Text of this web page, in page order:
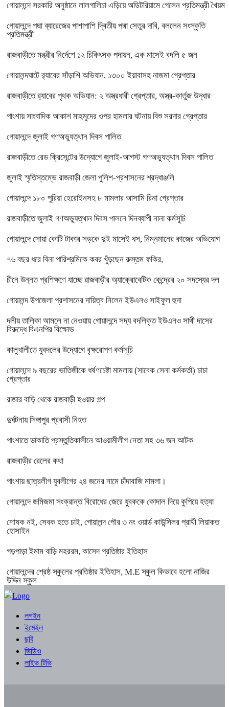
গোয়ালন্দে সরকারি অনুষ্ঠানে লালগালিচা এড়িয়ে অডিটরিয়ামে গেলেন প্রতিমন্ত্রী খৈয়ম
গোয়ালন্দে পদ্মা ব্যারেজের পাশাপাশি দ্বিতীয় পদ্মা সেতুর দাবি, বললেন সংস্কৃতি
প্রতিমন্ত্রী
রাজবাড়ীতে মন্ত্রীর নির্দেশে ১২ চিকিৎসক পদায়ন, এক মাসেই বদলি ৫ জন
গোয়ালন্দঘাটে র‌্যাবের সাঁড়াশি অভিযান, ১৩০০ ইয়াবাসহ নাজমা গ্রেপ্তার
রাজবাড়ীতে র‌্যাবের পৃথক অভিযান: ২ অস্ত্রধারী গ্রেপ্তার, অস্ত্র-কার্তুজ উদ্ধার
পাংশায় সাংবাদিক আকাশ মাহমুদের ওপর হামলার ঘটনায় বিশু সরদার গ্রেপ্তার
গোয়ালন্দে জুলাই গণঅভ্যুত্থান দিবস পালিত
রাজবাড়ীতে রেড ক্রিসেন্টের উদ্যোগে জুলাই-আগস্ট গণঅভ্যুত্থান দিবস পালিত
জুলাই স্মৃতিস্তম্ভে রাজবাড়ী জেলা পুলিশ-প্রশাসনের শ্রদ্ধাঞ্জলি
গোয়ালন্দে ১৮০ পুরিয়া হেরোইনসহ ৮ মামলার আসামি রিনা গ্রেপ্তার
রাজবাড়ীতে জুলাই গণঅভ্যুত্থান দিবস পালনে দিনব্যাপী নানা কর্মসূচি
গোয়ালন্দে সোয়া কোটি টাকার সড়কে দুই মাসেই ধস, নিম্নমানের কাজের অভিযোগ
৭৬ বছর ধরে বিনা পারিশ্রমিকে কবর খুঁড়ছেন রুস্তম ফকির,
চীনে উন্নত প্রশিক্ষণে যাচ্ছে রাজবাড়ীর অ্যাক্রোবেটিক কেন্দ্রের ২০ সদস্যের দল
গোয়ালন্দ উপজেলা প্রশাসনের দায়িত্ব নিলেন ইউএনও সাইফুল হুদা
দলীয় তালিকা আমলে না নেওয়ায় গোয়ালন্দে সদ্য বদলিকৃত ইউএনও সাথী দাসের
বিরুদ্ধে বিএনপির বিক্ষোভ
কালুখালীতে যুবদলের উদ্যোগে বৃক্ষরোপণ কর্মসূচি
গোয়ালন্দে ৯ বছরের ভাতিজীকে ধর্ষণচেষ্টা মামলায় (সাবেক সেনা কর্মকর্তা) চাচা
গ্রেপ্তার
রাজার বাড়ি থেকে রাজবাড়ী হওয়ার গল্প
দুর্ঘটনায় সিঙ্গাপুর প্রবাসী নিহত
পাংশাতে ডাকাতি প্রস্তুতিকালীনে আওয়ামীলীগ নেতা সহ ৩৬ জন আটক
রাজবাড়ীর রেলের কথা
পাংশায় ছাত্রলীগ যুবলীগের ২৪ জনের নামে চাঁদাবাজি মামলা।
গোয়ালন্দে জমিজমা সংক্রান্ত বিরোধের জেরে যুবককে কোদাল দিয়ে কুপিয়ে হত্যা
শোষক নই, সেবক হতে চাই, গোয়ালন্দ পৌর ৩ নং ওয়ার্ড কাউন্সিলর প্রার্থী লিয়াকত
হোসাইন
গড়পাড়া ইমাম বাড়ি মহররম, কাসেদ প্রতিষ্ঠার ইতিহাস
গোয়ালন্দের শ্রেষ্ঠ স্কুলের প্রতিষ্ঠার ইতিহাস, M.E স্কুল কিভাবে হলো নাজির
উদ্দিন স্কুল
লগইন
ইমেইল
ছবি
ভিডিও
লাইভ টিভি